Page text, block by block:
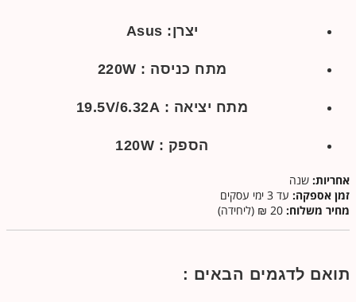
יצרן: Asus
מתח כניסה : 220W
מתח יציאה : 19.5V/6.32A
הספק : 120W
אחריות: שנה
זמן אספקה: עד 3 ימי עסקים
מחיר משלוח: 20 ₪ (ליחידה)
תואם לדגמים הבאים :